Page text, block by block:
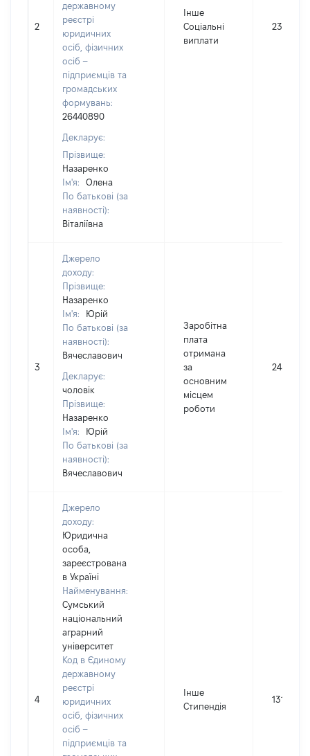
2
державному
реєстрі
юридичних
осіб, фізичних
осіб –
підприємців та
громадських
формувань:
26440890
Декларує:
Прізвище:
Назаренко
Ім'я:
Олена
По батькові (за
наявності):
Віталіївна
Інше
Соціальні
виплати
2387
3
Джерело
доходу:
Прізвище:
Назаренко
Ім'я:
Юрій
По батькові (за
наявності):
Вячеславович
Декларує:
чоловік
Прізвище:
Назаренко
Ім'я:
Юрій
По батькові (за
наявності):
Вячеславович
Заробітна
плата
отримана
за
основним
місцем
роботи
248290
4
Джерело
доходу:
Юридична
особа,
зареєстрована
в Україні
Найменування:
Сумський
національний
аграрний
університет
Код в Єдиному
державному
реєстрі
юридичних
осіб, фізичних
осіб –
підприємців та
Інше
Стипендія
13132